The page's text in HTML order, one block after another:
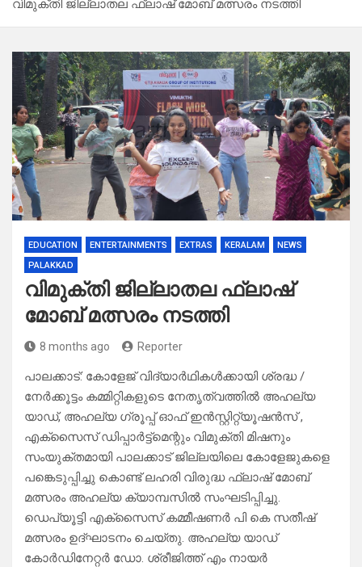
വിമുക്തി ജില്ലാതല ഫ്ലാഷ് മോബ് മത്സരം നടത്തി
EDUCATION ENTERTAINMENTS EXTRAS KERALAM
NEWS
PALAKKAD
വിമുക്തി ജില്ലാതല ഫ്ലാഷ്
മോബ് മത്സരം നടത്തി
8 months ago Reporter
പാലക്കാട്: കോളേജ് വിദ്യാർഥികൾക്കായി ശ്രദ്ധ /
നേർക്കൂട്ടം കമ്മിറ്റികളുടെ നേതൃത്വത്തിൽ അഹല്യ
യാഡ്, അഹല്യ ഗ്രൂപ്പ് ഓഫ് ഇൻസ്റ്റിറ്റ്യൂഷൻസ് ,
എക്സൈസ് ഡിപ്പാർട്ട്മെന്റും വിമുക്തി മിഷനും
സംയുക്തമായി പാലക്കാട് ജില്ലയിലെ കോളേജുകളെ
പങ്കെടുപ്പിച്ചു കൊണ്ട് ലഹരി വിരുദ്ധ ഫ്ലാഷ് മോബ്
മത്സരം അഹല്യ ക്യാമ്പസിൽ സംഘടിപ്പിച്ചു.
ഡെപ്യൂട്ടി എക്സൈസ് കമ്മീഷണർ പി കെ സതീഷ്
മത്സരം ഉദ്ഘാടനം ചെയ്തു. അഹല്യ യാഡ്
കോർഡിനേറ്റർ ഡോ. ശ്രീജിത്ത് എം നായർ